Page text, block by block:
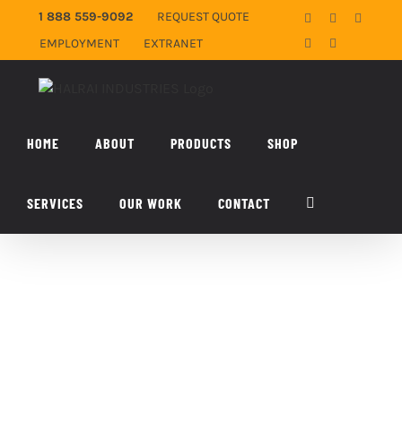
content
1 888 559-9092
REQUEST QUOTE
EMPLOYMENT
EXTRANET
Facebook
LinkedIn
HOME ABOUT PRODUCTS SHOP
SERVICES OUR WORK CONTACT